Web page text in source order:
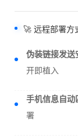
🚀 远程部署方
伪装链接发送
开即植入
手机信息自动
署